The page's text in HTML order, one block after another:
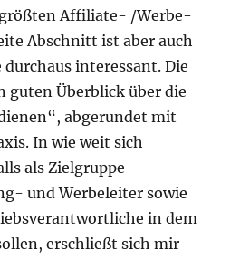
Affiliate- /Werbe-
Abschnitt ist aber auch
interessant. Die
guten Überblick über die
abgerundet mit
In wie weit sich
als Zielgruppe
und Werbeleiter sowie
in dem
erschließt sich mir